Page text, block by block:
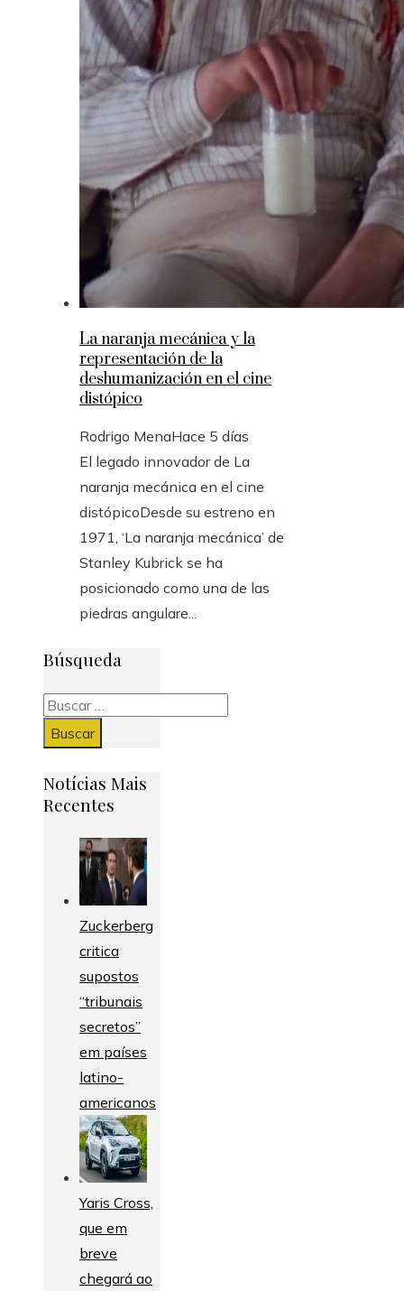
La naranja mecánica y la
representación de la
deshumanización en el cine
distópico
Rodrigo MenaHace 5 días
El legado innovador de La
naranja mecánica en el cine
distópicoDesde su estreno en
1971, ‘La naranja mecánica’ de
Stanley Kubrick se ha
posicionado como una de las
piedras angulare...
Búsqueda
Buscar:
Notícias Mais
Recentes
Zuckerberg
critica
supostos
“tribunais
secretos”
em países
latino-
americanos
Yaris Cross,
que em
breve
chegará ao